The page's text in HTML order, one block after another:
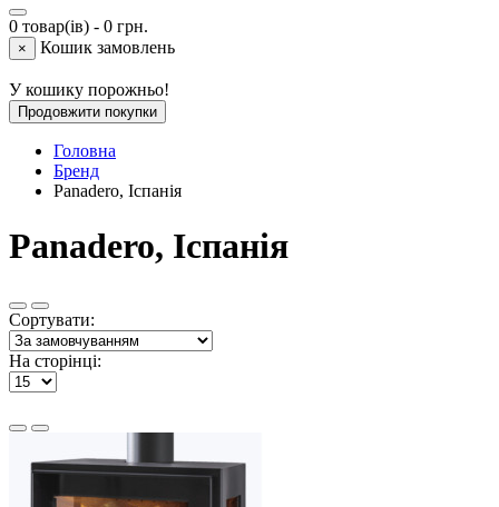
0 товар(ів) - 0 грн.
× Кошик замовлень
У кошику порожньо!
Продовжити покупки
Головна
Бренд
Panadero, Іспанія
Panadero, Іспанія
Сортувати:
На сторінці: